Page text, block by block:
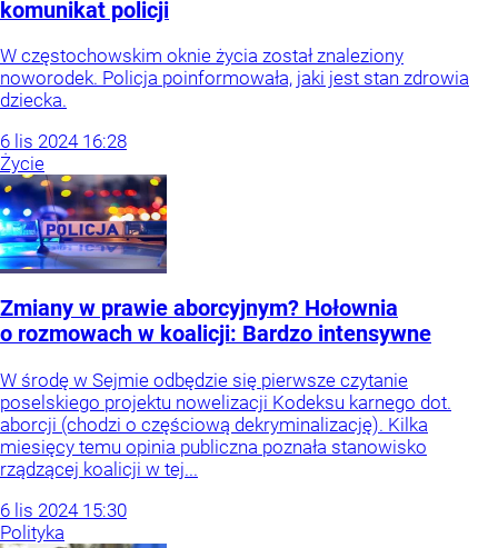
komunikat policji
W częstochowskim oknie życia został znaleziony
noworodek. Policja poinformowała, jaki jest stan zdrowia
dziecka.
6 lis 2024 16:28
Życie
Zmiany w prawie aborcyjnym? Hołownia
o rozmowach w koalicji: Bardzo intensywne
W środę w Sejmie odbędzie się pierwsze czytanie
poselskiego projektu nowelizacji Kodeksu karnego dot.
aborcji (chodzi o częściową dekryminalizację). Kilka
miesięcy temu opinia publiczna poznała stanowisko
rządzącej koalicji w tej...
6 lis 2024 15:30
Polityka